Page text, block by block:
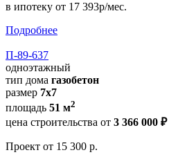
в ипотеку от 17 393р/мес.
Подробнее
П-89-637
одноэтажный
тип дома газобетон
размер 7x7
площадь 51 м2
цена строительства от 3 366 000 ₽
Проект от 15 300 р.